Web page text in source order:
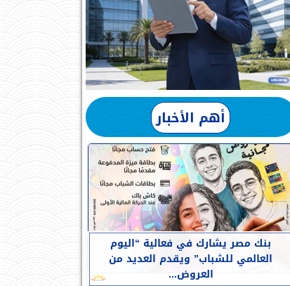
أهم الأخبار
بنك مصر يشارك في فعالية “اليوم
العالمي للشباب” ويقدم العديد من
العروض...